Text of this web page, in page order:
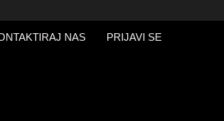
NAS PRIJAVI SE